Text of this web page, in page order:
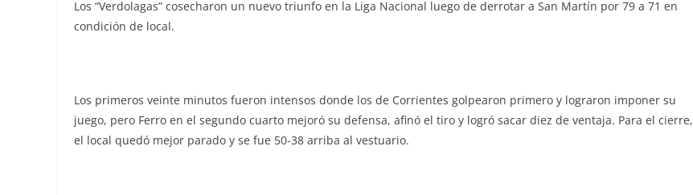
Los “Verdolagas” cosecharon un nuevo triunfo en la Liga Nacional luego de derrotar a San Martín por 79 a 71 en
condición de local.
Los primeros veinte minutos fueron intensos donde los de Corrientes golpearon primero y lograron imponer su
juego, pero Ferro en el segundo cuarto mejoró su defensa, afinó el tiro y logró sacar diez de ventaja. Para el cierre,
el local quedó mejor parado y se fue 50-38 arriba al vestuario.